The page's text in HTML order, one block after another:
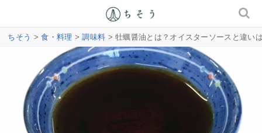
ちそう >食・料理 >調味料 > 牡蠣醤油とは？オイスターソースと違い